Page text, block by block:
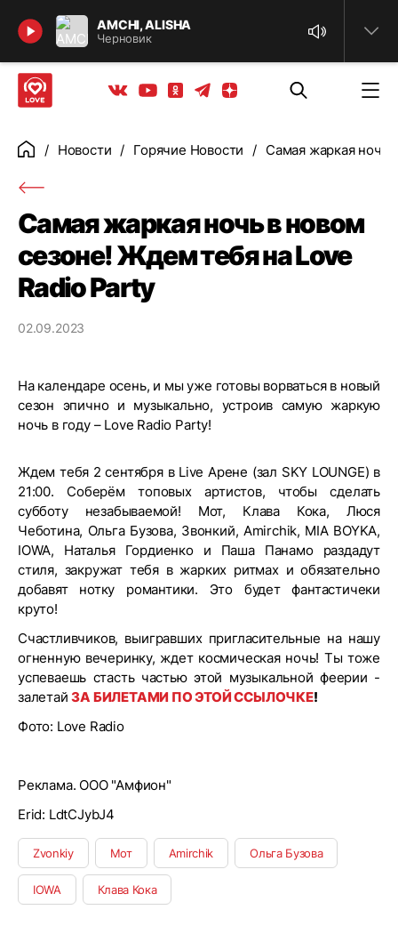
AMCHI, ALISHA
Черновик
Найти
Вконтакте
YoutubeОдноклассники
ТелеграмЯндекс дзен
ГлавнаяНовости Горячие Новости Самая жаркая ночь
Самая жаркая ночь в новом
сезоне! Ждем тебя на Love
Radio Party
02.09.2023
На календаре осень, и мы уже готовы ворваться в новый
сезон эпично и музыкально, устроив самую жаркую
ночь в году – Love Radio Party!
Ждем тебя 2 сентября в Live Арене (зал SKY LOUNGE) в
21:00. Соберём топовых артистов, чтобы сделать
субботу незабываемой! Мот, Клава Кока, Люся
Чеботина, Ольга Бузова, Звонкий, Amirchik, MIA BOYKA,
IOWA, Наталья Гордиенко и Паша Панамо раздадут
стиля, закружат тебя в жарких ритмах и обязательно
добавят нотку романтики. Это будет фантастичеки
круто!
Счастливчиков, выигравших пригласительные на нашу
огненную вечеринку, ждет космическая ночь! Ты тоже
успеваешь стасть частью этой музыкальной феерии -
залетайЗА БИЛЕТАМИ ПО ЭТОЙ ССЫЛОЧКЕ!
Фото: Love Radio
Реклама. ООО "Амфион"
Erid: LdtCJybJ4
Zvonkiy Мот Amirchik Ольга Бузова
IOWA Клава Кока